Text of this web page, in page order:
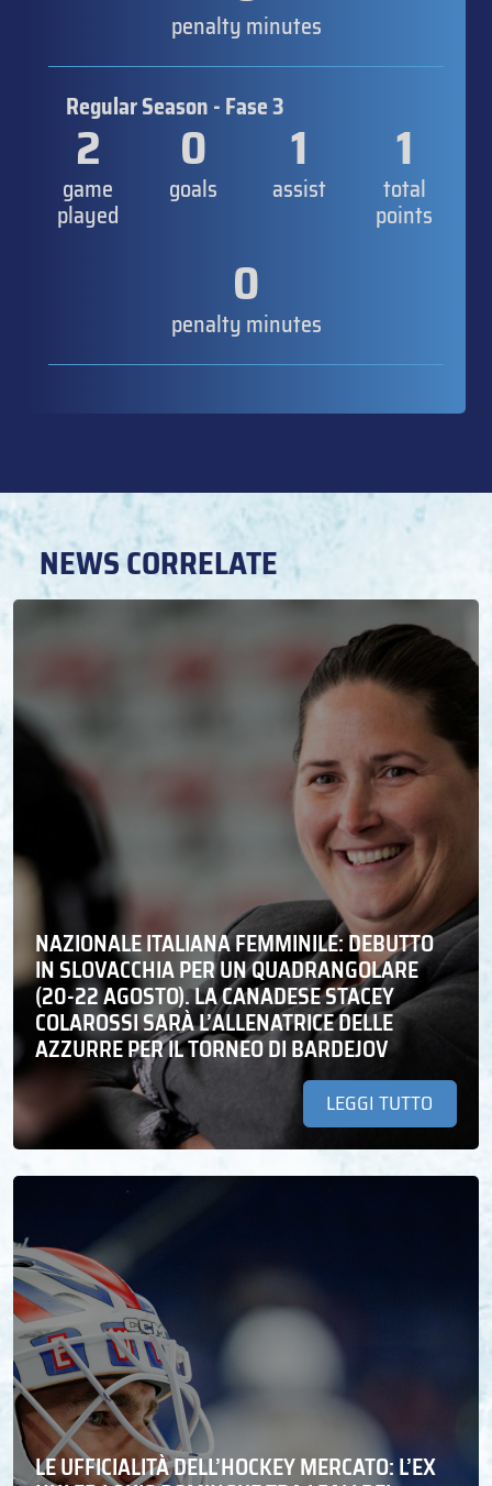
penalty minutes
Regular Season - Fase 3
2
game
played
0
goals
1
assist
1
total
points
0
penalty minutes
NEWS CORRELATE
NAZIONALE ITALIANA FEMMINILE: DEBUTTO
IN SLOVACCHIA PER UN QUADRANGOLARE
(20-22 AGOSTO). LA CANADESE STACEY
COLAROSSI SARÀ L’ALLENATRICE DELLE
AZZURRE PER IL TORNEO DI BARDEJOV
LEGGI TUTTO
LE UFFICIALITÀ DELL’HOCKEY MERCATO: L’EX